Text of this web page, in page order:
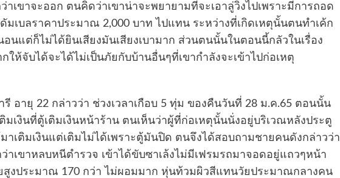
าเขาจะออก ตนคิดว่าเขาน่าจะพยายามที่จะเอาลู่วิ่งไปเพราะมีการถอด
มเบลราคาประมาณ 2,000 บาท ไปแทน ระหว่างที่เกิดเหตุนั้นตนทำเค้ก
นแต่ก็ไม่ได้ยินเสียงมันเสียงเบามาก ส่วนตนนั้นในตอนนี้กลัวในเรื่อง
ห้จับได้จะได้ไม่เป็นภัยกับบ้านอื่นๆที่เขากำลังจะเข้าไปก่อเหตุ
อายุ 22 กล่าวว่า ช่วงเวลาเกือบ 5 ทุ่ม ของคืนวันที่ 28 ม.ค.65 ตอนนั้น
มเงินที่ตู้เติมเงินหน้าร้าน ตนเห็นว่าผู้ที่ก่อเหตุนั้นนั่งอยู่บริเวณหลังประตู
าเติมเงินแต่เติมไม่ได้เพราะตู้มันปิด ตนจึงได้สอบถามชายคนดังกล่าวว่า
าเขาหลบหนีตำรวจ เข้าได้ขับซาเล้งไม่มีเฟรมรถมาจอดอยู่แถวๆหน้า
งประมาณ 170 กว่า ไม่ผอมมาก หุ่นท้วมผิวสีแทนวัยประมาณกลางคน